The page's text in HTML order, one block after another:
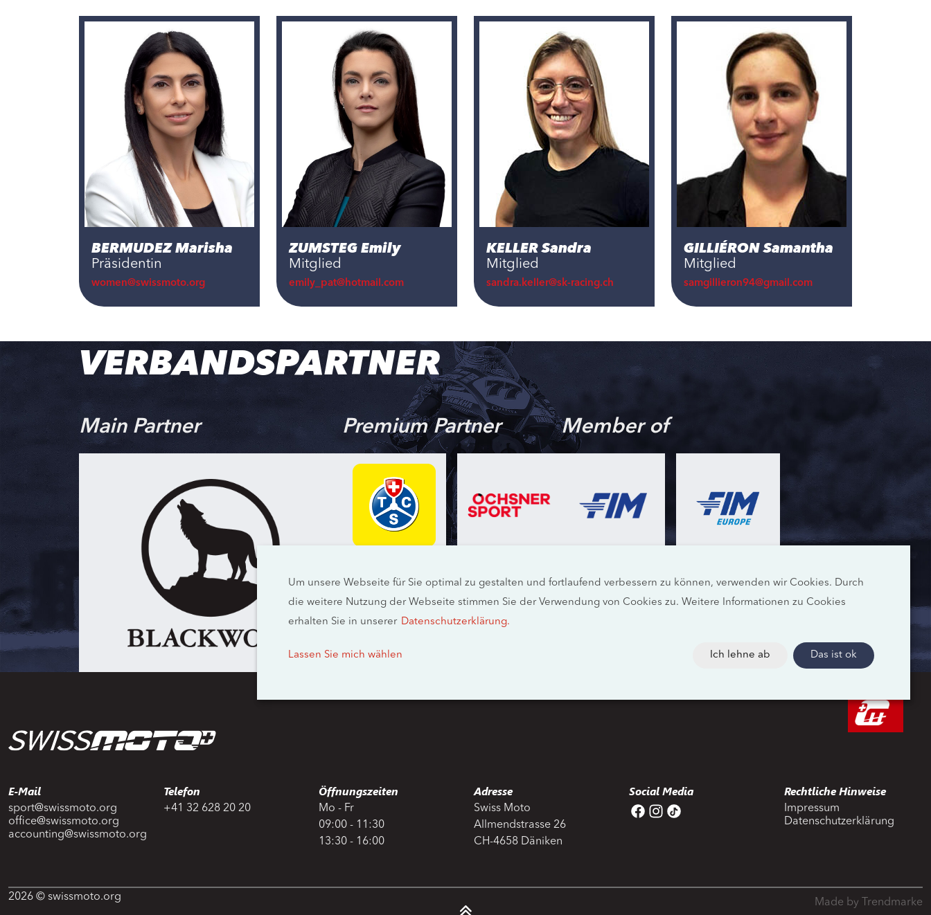
BERMUDEZ Marisha
Präsidentin
women@swissmoto.org
ZUMSTEG Emily
Mitglied
emily_pat@hotmail.com
KELLER Sandra
Mitglied
sandra.keller@sk-racing.ch
GILLIÉRON Samantha
Mitglied
samgillieron94@gmail.com
VERBANDSPARTNER
Main Partner Premium Partner Member of
E-Mail
sport@swissmoto.org
office@swissmoto.org
accounting@swissmoto.org
Telefon
+41 32 628 20 20
Öffnungszeiten
Mo - Fr
09:00 - 11:30
13:30 - 16:00
Adresse
Swiss Moto
Allmendstrasse 26
CH-4658 Däniken
Social Media Rechtliche Hinweise
Impressum
Datenschutzerklärung
2026 © swissmoto.org Made by Trendmarke
Um unsere Webseite für Sie optimal zu gestalten und fortlaufend verbessern zu können, verwenden wir Cookies. Durch
die weitere Nutzung der Webseite stimmen Sie der Verwendung von Cookies zu. Weitere Informationen zu Cookies
erhalten Sie in unserer Datenschutzerklärung.
Lassen Sie mich wählen Ich lehne ab Das ist ok